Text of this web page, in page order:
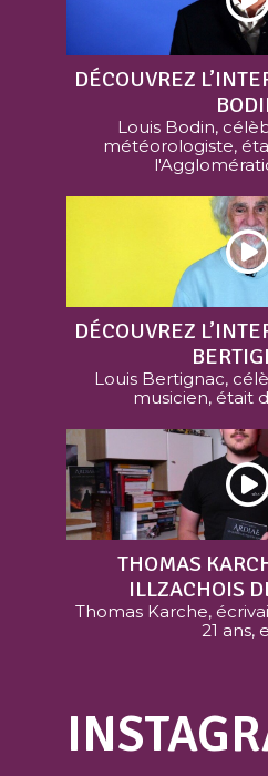
DÉCOUVREZ
Louis Bodin,
météorologiste,
DÉCOUVREZ
Louis Bertignac,
musicien, était
THOMAS
ILLZACHOIS
Thomas Karche,
21 ans,